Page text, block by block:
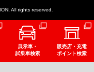
All rights reserved.
展示車・
試乗車検索
販売店・充電
ポイント検索